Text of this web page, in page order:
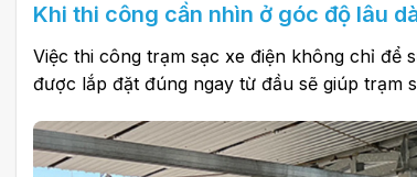
Khi thi công cần nhìn ở góc độ lâu
Việc thi công trạm sạc xe điện không chỉ để
được lắp đặt đúng ngay từ đầu sẽ giúp trạm